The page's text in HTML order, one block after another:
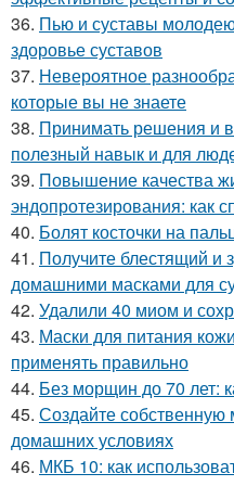
36. Пью и суставы
здоровье суставов
37. Невероятное
которые вы не знаете
38. Принимать решения и
полезный навык и для
39. Повышение качества
эндопротезирования: как
40. Болят косточки на
41. Получите блестящий и
домашними масками для
42. Удалили 40 миом и
43. Маски для питания
применять правильно
44. Без морщин до 70 лет:
45. Создайте собственную
домашних условиях
46. МКБ 10: как